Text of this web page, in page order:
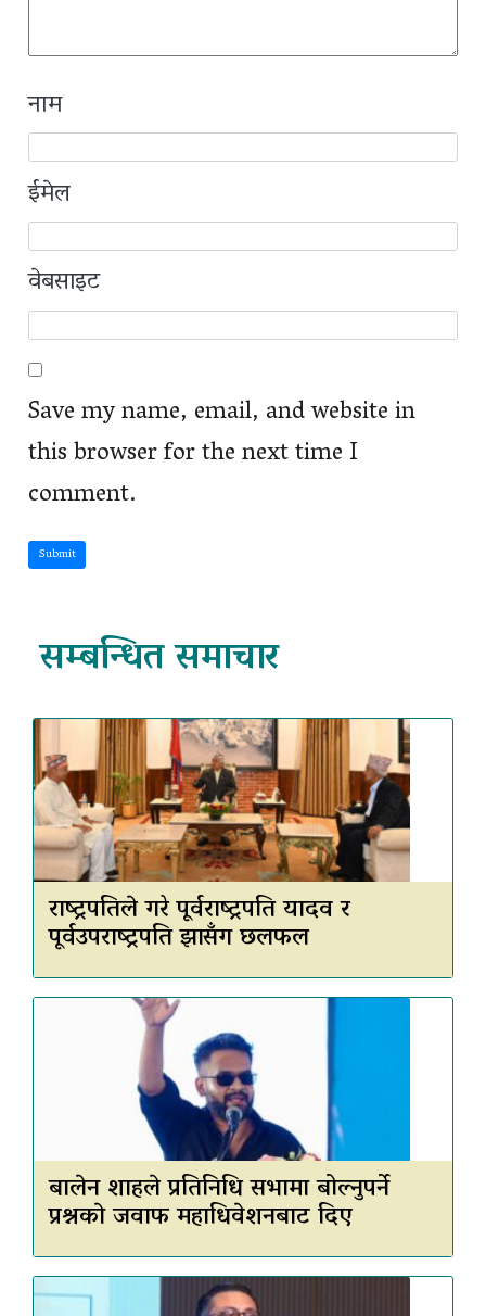
नाम
ईमेल
वेबसाइट
Save my name, email, and website in
this browser for the next time I
comment.
Submit
सम्बन्धित समाचार
राष्ट्रपतिले गरे पूर्वराष्ट्रपति यादव र
पूर्वउपराष्ट्रपति झासँग छलफल
बालेन शाहले प्रतिनिधि सभामा बोल्नुपर्ने
प्रश्नकाे जवाफ महाधिवेशनबाट दिए